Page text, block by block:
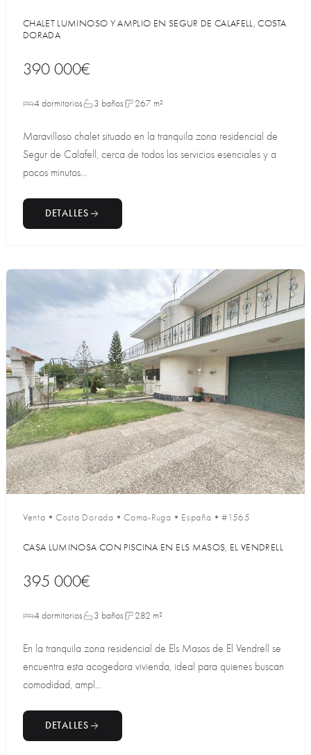
CHALET LUMINOSO Y AMPLIO EN SEGUR DE CALAFELL, COSTA
DORADA
390 000€
4 dormitorios 3 baños 267 m²
Maravilloso chalet situado en la tranquila zona residencial de
Segur de Calafell, cerca de todos los servicios esenciales y a
pocos minutos...
DETALLES
Venta •Costa Dorada •Coma-Ruga • España •#1565
CASA LUMINOSA CON PISCINA EN ELS MASOS, EL VENDRELL
395 000€
4 dormitorios 3 baños 282 m²
En la tranquila zona residencial de Els Masos de El Vendrell se
encuentra esta acogedora vivienda, ideal para quienes buscan
comodidad, ampl...
DETALLES